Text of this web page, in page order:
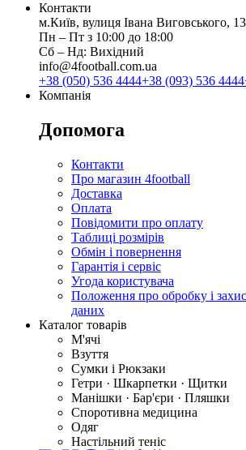
Контакти
м.Київ, вулиця Івана Виговського, 13
Пн ‒ Пт з 10:00 до 18:00
Сб ‒ Нд: Вихідний
info@4football.com.ua
+38 (050) 536 4444+38 (093) 536 4444
Компанія
Допомога
Контакти
Про магазин 4football
Доставка
Оплата
Повідомити про оплату
Таблиці розмірів
Обмін і повернення
Гарантія і сервіс
Угода користувача
Положення про обробку і
даних
Каталог товарів
М'ячі
Взуття
Сумки і Рюкзаки
Гетри · Шкарпетки · Щитки
Манішки · Бар'єри · Пляшки
Споротивна медицина
Одяг
Настільний теніс